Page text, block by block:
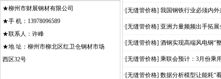
★柳州市财展钢材有限公司
★手 机：13978096589
★联系人：许峰
★地 址：柳州市柳北区红卫仓钢材市场
西区32号
·[无缝管价格] 我国钢铁行业必须内外
·[无缝管价格] 亚洲力量频频出手拓
·[无缝管价格] 酒钢实现高端风电钢“
·[无缝管价格] 乘联会预计：3月份乘
·[无缝管价格] 数据分析模型让能耗“